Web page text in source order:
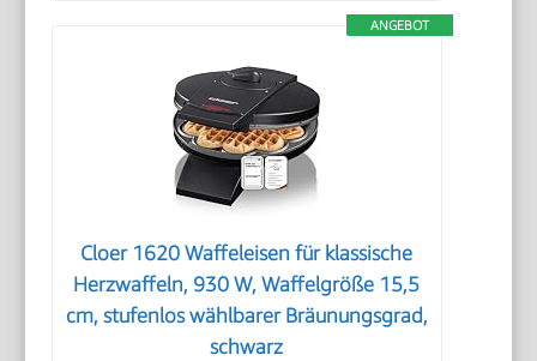
ANGEBOT
Cloer 1620 Waffeleisen für klassische
Herzwaffeln, 930 W, Waffelgröße 15,5
cm, stufenlos wählbarer Bräunungsgrad,
schwarz